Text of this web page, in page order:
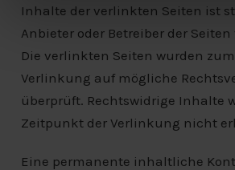
Inhalte der verlinkten Seiten ist
Anbieter oder Betreiber der
Die verlinkten Seiten wurden
Verlinkung auf mögliche
überprüft. Rechtswidrige Inhalte
Zeitpunkt der Verlinkung nicht
Eine permanente inhaltliche